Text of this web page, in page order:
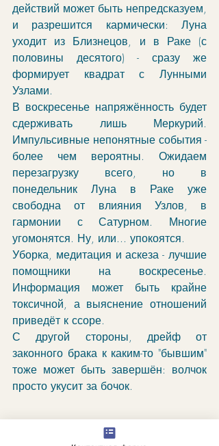
действий может быть непредсказуем,
и разрешится кармически: Луна
уходит из Близнецов, и в Раке (с
половины десятого) - сразу же
формирует квадрат с Лунными
Узлами.
В воскресенье напряжённость будет
сдерживать лишь Меркурий.
Импульсивные непонятные события -
более чем вероятны. Ожидаем
перезагрузку всего, но в
понедельник Луна в Раке уже
свободна от влияния Узлов, в
гармонии с Сатурном. Многие
угомонятся. Ну, или... упокоятся.
Уборка, медитация и аскеза - лучшие
помощники на воскресенье.
Информация может быть крайне
токсичной, а выяснение отношений
приведёт к ссоре.
С другой стороны, дрейф от
законного брака к каким-то "бывшим"
тоже может быть завершён: волчок
просто укусит за бочок.